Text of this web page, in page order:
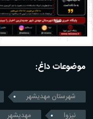
موضوعات داغ:
شهرستان مهدیشهر
نیزوا
مهدیشهر